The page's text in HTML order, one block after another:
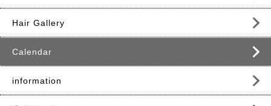
Hair Gallery
Calendar
information